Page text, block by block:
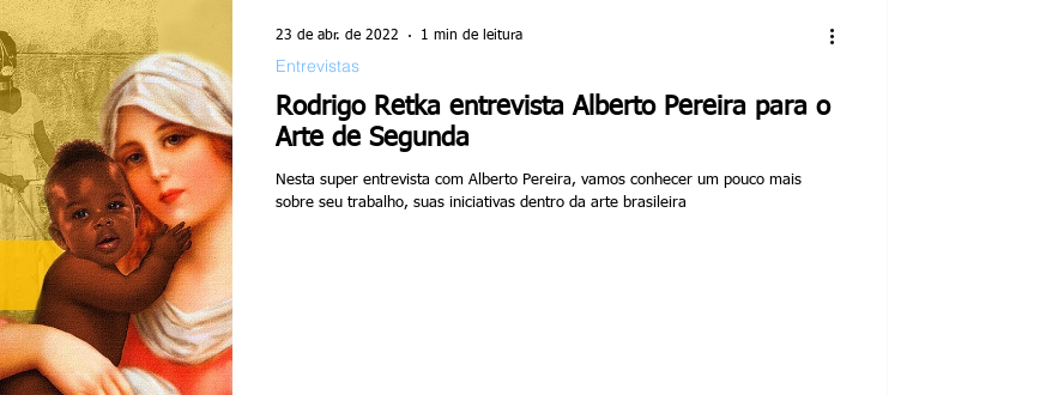
Rodrigo Retka entrevista Alberto Pereira para o
Arte de Segunda
Nesta super entrevista com Alberto Pereira, vamos conhecer um pouco mais
sobre seu trabalho, suas iniciativas dentro da arte brasileira
Entrevistas
23 de abr. de 2022 1 min de leitura